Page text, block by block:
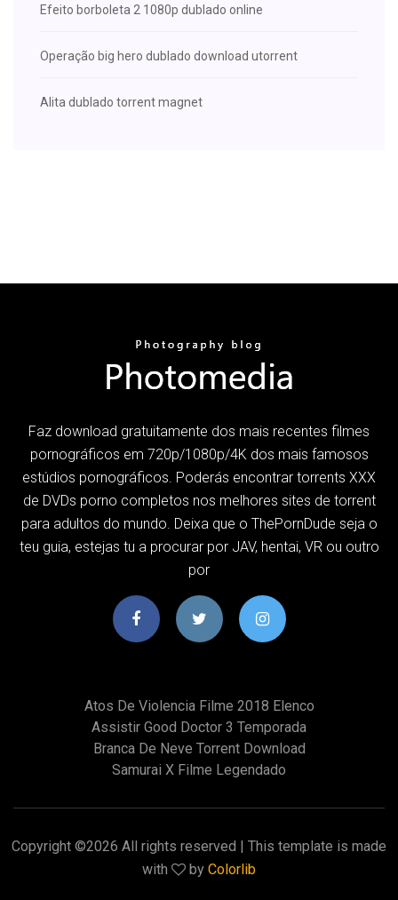
Efeito borboleta 2 1080p dublado online
Operação big hero dublado download utorrent
Alita dublado torrent magnet
Faz download gratuitamente dos mais recentes filmes
pornográficos em 720p/1080p/4K dos mais famosos
estúdios pornográficos. Poderás encontrar torrents XXX
de DVDs porno completos nos melhores sites de torrent
para adultos do mundo. Deixa que o ThePornDude seja o
teu guia, estejas tu a procurar por JAV, hentai, VR ou outro
por
Atos De Violencia Filme 2018 Elenco
Assistir Good Doctor 3 Temporada
Branca De Neve Torrent Download
Samurai X Filme Legendado
Copyright ©2026 All rights reserved | This template is made
with
by Colorlib